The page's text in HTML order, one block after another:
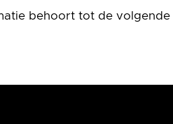
behoort tot de volgende